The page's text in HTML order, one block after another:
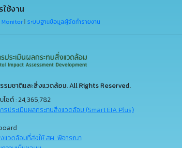
ช้งาน
Monitor| ระบบฐานข้อมูลผู้จัดทำรายงาน
มชาติและสิ่งแวดล้อม. All Rights Reserved.
ไซต์ : 24,365,782
ประเมินผลกระทบสิ่งแวดล้อม (Smart EIA Plus)
แวดล้อมที่ส่งให้ สผ. พิจารณา